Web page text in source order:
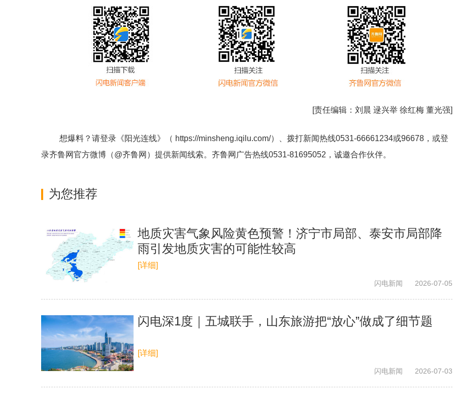
[责任编辑： 刘晨 逯兴举 徐红梅 董光强]
想爆料？请登录《阳光连线》（ https://minsheng.iqilu.com/）、拨打新闻热线0531-66661234或96678，或登
录齐鲁网官方微博（@齐鲁网 ）提供新闻线索。齐鲁网广告热线0531-81695052 ，诚邀合作伙伴。
为您推荐
地质灾害气象风险黄色预警！济宁市局部、泰安市局部降
雨引发地质灾害的可能性较高
[详细]
闪电新闻 2026-07-05
闪电深1度｜五城联手，山东旅游把“放心”做成了细节题
[详细]
闪电新闻 2026-07-03